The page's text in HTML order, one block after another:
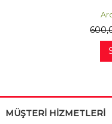
600
MÜŞTERİ HİZMETLERİ